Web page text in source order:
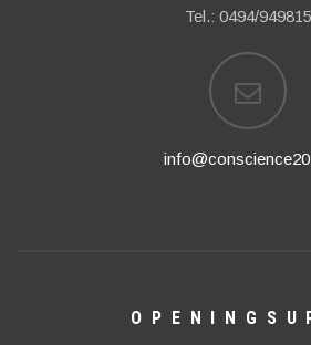
Tel.: 0494/949815